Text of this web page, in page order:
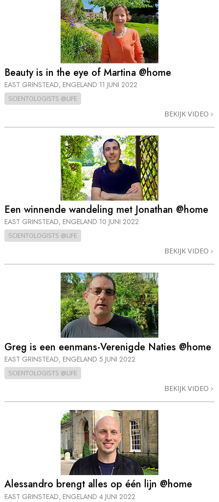
Beauty is in the eye of Martina @home
EAST GRINSTEAD, ENGELAND 11 JUNI 2022
SCIENTOLOGISTS @LIFE
BEKIJK VIDEO
Een winnende wandeling met Jonathan @home
EAST GRINSTEAD, ENGELAND 10 JUNI 2022
SCIENTOLOGISTS @LIFE
BEKIJK VIDEO
Greg is een eenmans-Verenigde Naties @home
EAST GRINSTEAD, ENGELAND 5 JUNI 2022
SCIENTOLOGISTS @LIFE
BEKIJK VIDEO
Alessandro brengt alles op één lijn @home
EAST GRINSTEAD, ENGELAND 4 JUNI 2022